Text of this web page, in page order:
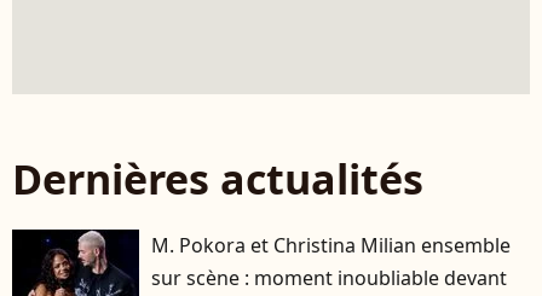
Dernières actualités
M. Pokora et Christina Milian ensemble
sur scène : moment inoubliable devant